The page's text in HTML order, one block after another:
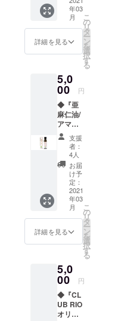
参を、
支援い
ただい
た方か
らの差
し入れ
馬たち
に提供
しま
す。返
礼品
は、写
真付き
のお礼
メール
となり
ますの
で、リ
ターン
が必要
ない方
におす
すめで
年03
月
詳細を見る
こ
の
リ
タ
ー
ン
を
選
択
す
る
5,0
00 円
◆『亜
麻仁油/
アマニ
オイル
（Flaxs
eed
Oil）2
本セッ
ト』 品
質にこ
だわる
㈱NBR
の亜麻
煮油
は、健
康体に
オメガ
３脂肪
酸が豊
富に含
まれて
いま
支援
者：
4人
お届
け予
定：
2021
年03
月
詳細を見る
こ
の
リ
タ
ー
ン
を
選
択
す
る
5,0
00 円
◆『CL
UB RIO
オリジ